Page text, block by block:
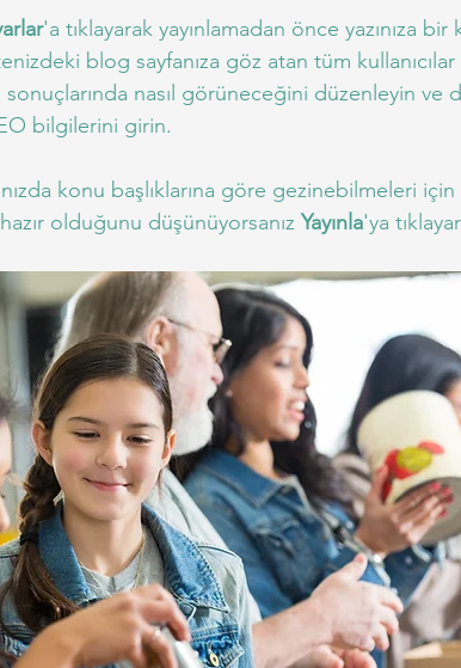
'a tıklayarak yayınlamadan önce yazınıza bir
blog sayfanıza göz atan tüm kullanıcılar
sonuçlarında nasıl görüneceğini düzenleyin
bilgilerini girin.
konu başlıklarına göre gezinebilmeleri için
hazır olduğunu düşünüyorsanız Yayınla'ya